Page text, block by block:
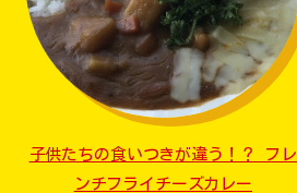
子供たちの食いつきが違う！？ フレ
ンチフライチーズカレー